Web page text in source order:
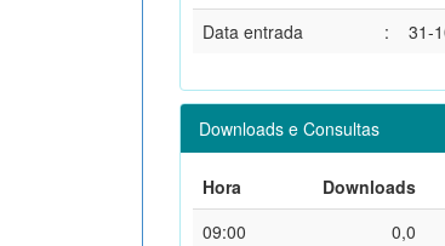
Data entrada
: 31-
Downloads e Consultas
Hora Downloads
09:00
0,0